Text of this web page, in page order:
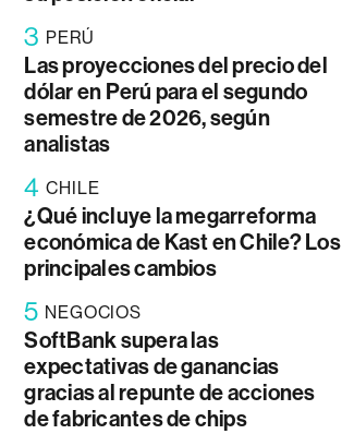
3 PERÚ
Las proyecciones del precio del
dólar en Perú para el segundo
semestre de 2026, según
analistas
4 CHILE
¿Qué incluye la megarreforma
económica de Kast en Chile? Los
principales cambios
5 NEGOCIOS
SoftBank supera las
expectativas de ganancias
gracias al repunte de acciones
de fabricantes de chips